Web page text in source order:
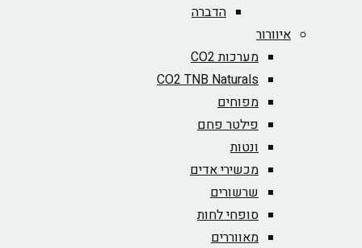
הדברה
איוורור
מערכות CO2
CO2 TNB Naturals
מפוחים
פילטר פחם
ונטות
מכשירי אדים
שרשורים
סופחי לחות
מאווררים